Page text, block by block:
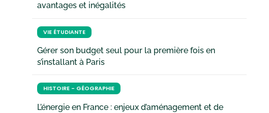
avantages et inégalités
VIE ÉTUDIANTE
Gérer son budget seul pour la première fois en
s’installant à Paris
HISTOIRE - GÉOGRAPHIE
L’énergie en France : enjeux d’aménagement et de